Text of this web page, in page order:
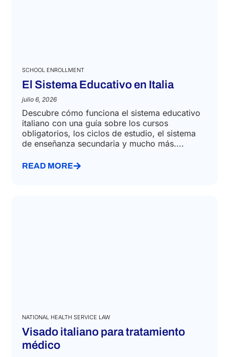
SCHOOL ENROLLMENT
El Sistema Educativo en Italia
julio 6, 2026
Descubre cómo funciona el sistema educativo
italiano con una guía sobre los cursos
obligatorios, los ciclos de estudio, el sistema
de enseñanza secundaria y mucho más....
READ MORE
NATIONAL HEALTH SERVICE LAW
Visado italiano para tratamiento
médico